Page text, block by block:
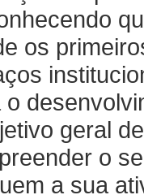
os
o
geral
o
a sua